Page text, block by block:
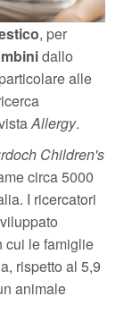
, per
dallo
alle
Allergy.
Children's
circa 5000
I ricercatori
cui le famiglie
rispetto al 5,9
animale